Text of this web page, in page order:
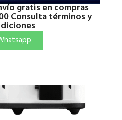
gratis en compras
Consulta términos y